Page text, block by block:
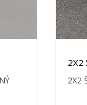
2X2
2X2